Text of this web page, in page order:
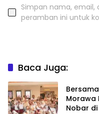
Simpan nama, email,
peramban ini untuk
Baca Juga:
Morawa
Nobar